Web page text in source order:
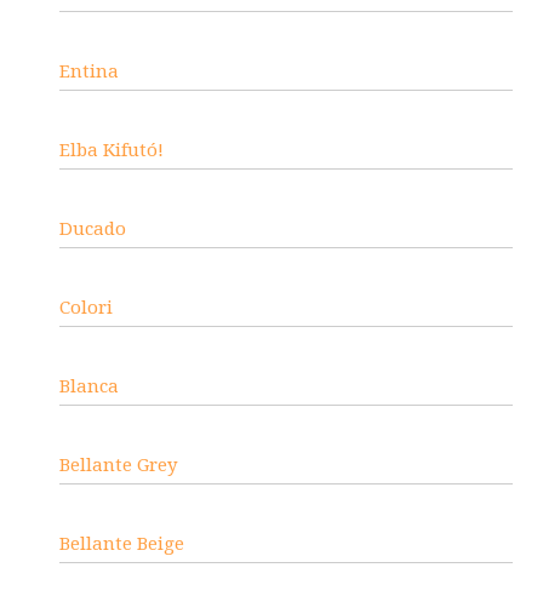
Entina
Elba Kifutó!
Ducado
Colori
Blanca
Bellante Grey
Bellante Beige